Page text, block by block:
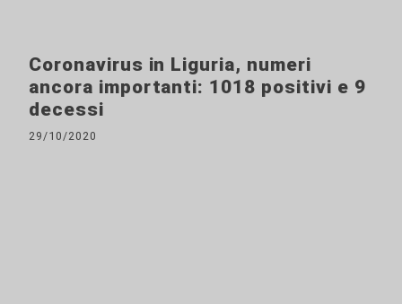
Coronavirus in Liguria, numeri
ancora importanti: 1018 positivi e 9
decessi
29/10/2020